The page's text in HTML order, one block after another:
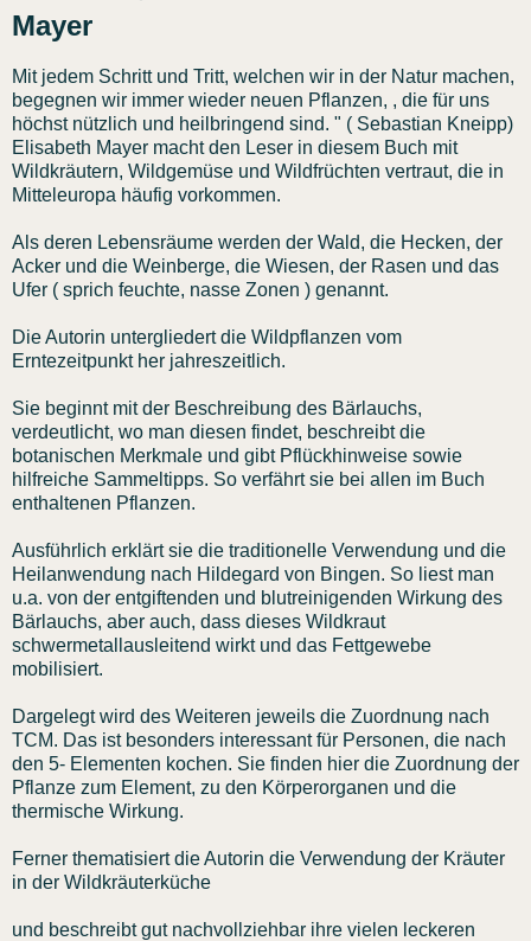
Mayer
Mit jedem Schritt und Tritt, welchen wir in der Natur machen,
begegnen wir immer wieder neuen Pflanzen, , die für uns
höchst nützlich und heilbringend sind. " ( Sebastian Kneipp)
Elisabeth Mayer macht den Leser in diesem Buch mit
Wildkräutern, Wildgemüse und Wildfrüchten vertraut, die in
Mitteleuropa häufig vorkommen.
Als deren Lebensräume werden der Wald, die Hecken, der
Acker und die Weinberge, die Wiesen, der Rasen und das
Ufer ( sprich feuchte, nasse Zonen ) genannt.
Die Autorin untergliedert die Wildpflanzen vom
Erntezeitpunkt her jahreszeitlich.
Sie beginnt mit der Beschreibung des Bärlauchs,
verdeutlicht, wo man diesen findet, beschreibt die
botanischen Merkmale und gibt Pflückhinweise sowie
hilfreiche Sammeltipps. So verfährt sie bei allen im Buch
enthaltenen Pflanzen.
Ausführlich erklärt sie die traditionelle Verwendung und die
Heilanwendung nach Hildegard von Bingen. So liest man
u.a. von der entgiftenden und blutreinigenden Wirkung des
Bärlauchs, aber auch, dass dieses Wildkraut
schwermetallausleitend wirkt und das Fettgewebe
mobilisiert.
Dargelegt wird des Weiteren jeweils die Zuordnung nach
TCM. Das ist besonders interessant für Personen, die nach
den 5- Elementen kochen. Sie finden hier die Zuordnung der
Pflanze zum Element, zu den Körperorganen und die
thermische Wirkung.
Ferner thematisiert die Autorin die Verwendung der Kräuter
in der Wildkräuterküche
und beschreibt gut nachvollziehbar ihre vielen leckeren